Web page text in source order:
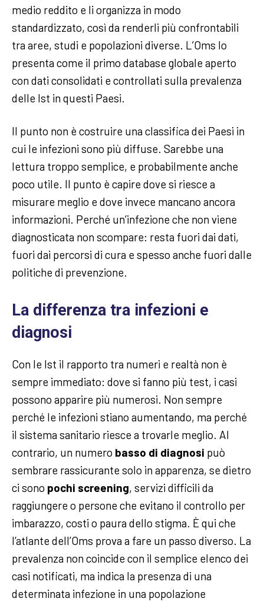
medio reddito e li organizza in modo
standardizzato, così da renderli più confrontabili
tra aree, studi e popolazioni diverse. L’Oms lo
presenta come il primo database globale aperto
con dati consolidati e controllati sulla prevalenza
delle Ist in questi Paesi.
Il punto non è costruire una classifica dei Paesi in
cui le infezioni sono più diffuse. Sarebbe una
lettura troppo semplice, e probabilmente anche
poco utile. Il punto è capire dove si riesce a
misurare meglio e dove invece mancano ancora
informazioni. Perché un’infezione che non viene
diagnosticata non scompare: resta fuori dai dati,
fuori dai percorsi di cura e spesso anche fuori dalle
politiche di prevenzione.
La differenza tra infezioni e
diagnosi
Con le Ist il rapporto tra numeri e realtà non è
sempre immediato: dove si fanno più test, i casi
possono apparire più numerosi. Non sempre
perché le infezioni stiano aumentando, ma perché
il sistema sanitario riesce a trovarle meglio. Al
contrario, un numero basso di diagnosi può
sembrare rassicurante solo in apparenza, se dietro
ci sono pochi screening, servizi difficili da
raggiungere o persone che evitano il controllo per
imbarazzo, costi o paura dello stigma. È qui che
l’atlante dell’Oms prova a fare un passo diverso. La
prevalenza non coincide con il semplice elenco dei
casi notificati, ma indica la presenza di una
determinata infezione in una popolazione